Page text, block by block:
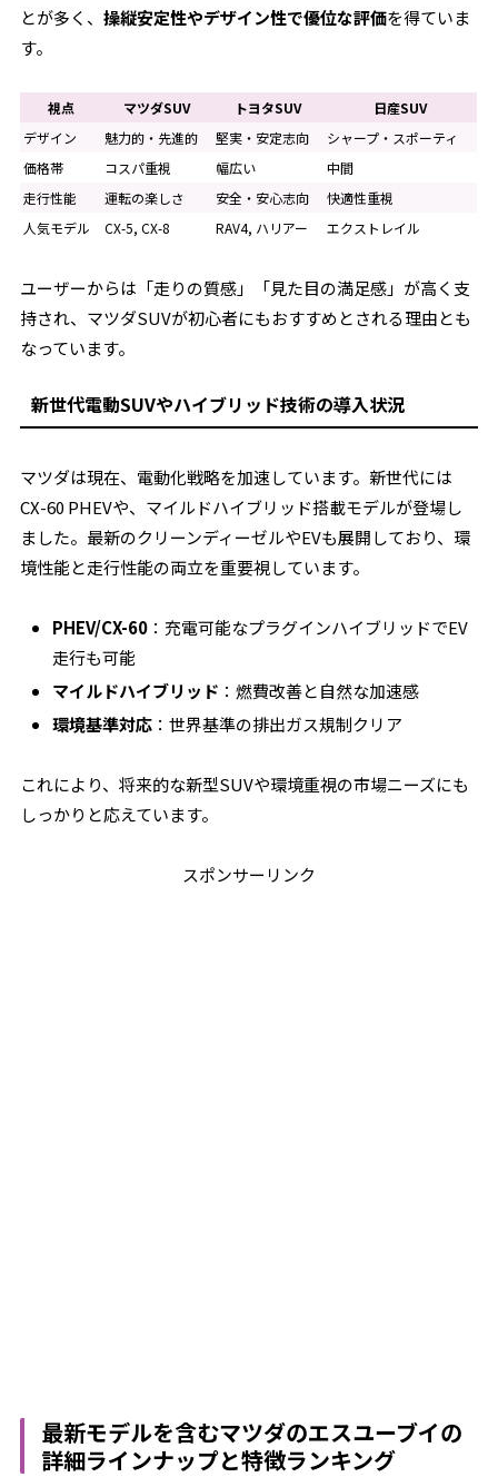
とが多く、操縦安定性やデザイン性で優位な評価を得ていま
す。
視点 マツダSUV トヨタSUV
日産SUV
デザイン
魅力的・先進的 堅実・安定志向
シャープ・スポーティ
価格帯
コスパ重視 幅広い
中間
走行性能
運転の楽しさ 安全・安心志向
快適性重視
人気モデル
CX-5, CX-8 RAV4, ハリアー エクストレイル
ユーザーからは「走りの質感」「見た目の満足感」が高く支
持され、 マツダSUVが初心者にもおすすめとされる理由とも
なっています。
新世代電動SUVやハイブリッド技術の導入状況
マツダは現在、電動化戦略を加速しています。新世代には
CX-60 PHEVや、マイルドハイブリッド搭載モデルが登場し
ました。最新のクリーンディーゼルやEVも展開しており、環
境性能と走行性能の両立を重要視しています。
PHEV/CX-60 ：充電可能なプラグインハイブリッドでEV
走行も可能
マイルドハイブリッド ：燃費改善と自然な加速感
環境基準対応 ：世界基準の排出ガス規制クリア
これにより、将来的な新型SUVや環境重視の市場ニーズにも
しっかりと応えています。
スポンサーリンク
最新モデルを含むマツダのエスユーブイの
詳細ラインナップと特徴ランキング